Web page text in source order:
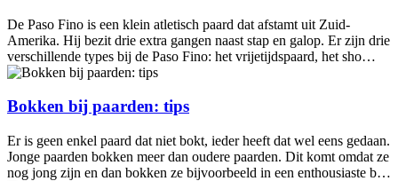
De Paso Fino is een klein atletisch paard dat afstamt uit Zuid-
Amerika. Hij bezit drie extra gangen naast stap en galop. Er zijn drie
verschillende types bij de Paso Fino: het vrijetijdspaard, het sho…
Bokken bij paarden: tips
Er is geen enkel paard dat niet bokt, ieder heeft dat wel eens gedaan.
Jonge paarden bokken meer dan oudere paarden. Dit komt omdat ze
nog jong zijn en dan bokken ze bijvoorbeeld in een enthousiaste b…